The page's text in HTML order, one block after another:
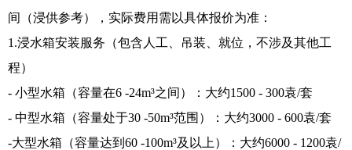
间（浸供参考），实际费用需以具体报价为准：
1.浸水箱安装服务（包含人工、吊装、就位，不涉及其他工
程）
- 小型水箱（容量在6 -24m³之间）：大约1500 - 300袁/套
- 中型水箱（容量处于30 -50m³范围）：大约3000 - 600袁/套
-大型水箱（容量达到60 -100m³及以上）：大约6000 - 1200袁/